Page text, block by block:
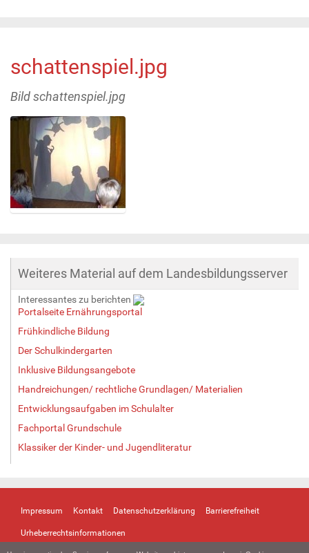
schattenspiel.jpg
Bild schattenspiel.jpg
e
B
i
l
d
v
o
l
e
e
Weiteres Material auf dem Landesbildungsserver
Interessantes zu berichten
Portalseite Ernährungsportal
Frühkindliche Bildung
Der Schulkindergarten
Inklusive Bildungsangebote
Handreichungen/ rechtliche Grundlagen/ Materialien
Entwicklungsaufgaben im Schulalter
Fachportal Grundschule
Klassiker der Kinder- und Jugendliteratur
Impressum Kontakt Datenschutzerklärung Barrierefreiheit
Urheberrechtsinformationen